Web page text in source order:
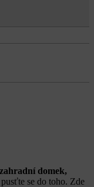
domek,
se do toho. Zde